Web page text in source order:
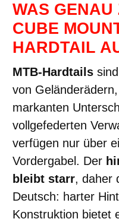
WAS GENAU
CUBE
HARDTAIL
MTB-Hardtails
von
markanten
vollgefederten
verfügen nur über
Vordergabel. Der
bleibt starr, daher
Deutsch: harter
Konstruktion bietet